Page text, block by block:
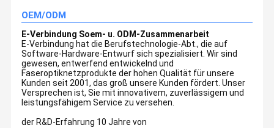
OEM/ODM
E-Verbindung Soem- u. ODM-Zusammenarbeit
E-Verbindung hat die Berufstechnologie-Abt., die auf
Software-Hardware-Entwurf sich spezialisiert. Wir sind
gewesen, entwerfend entwickelnd und
Faseroptiknetzprodukte der hohen Qualität für unsere
Kunden seit 2001, das groß unsere Kunden fördert. Unser
Versprechen ist, Sie mit innovativem, zuverlässigem und
leistungsfähigem Service zu versehen.
der R&D-Erfahrung 10 Jahre von